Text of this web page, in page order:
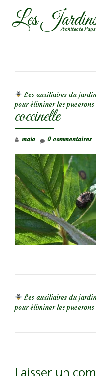
AllerLes Architecte
Les auxiliaires du
pour éliminer les pucerons
coccinelle
malo 0 commentaires
Les auxiliaires du
pour éliminer les pucerons
Laisser un